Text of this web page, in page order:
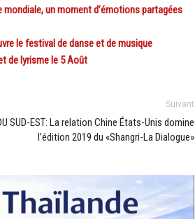
mondiale, un moment d’émotions partagées
le festival de danse et de musique
de lyrisme le 5 Août
Suivant
SUD-EST: La relation Chine États-Unis domine
l’édition 2019 du «Shangri-La Dialogue»